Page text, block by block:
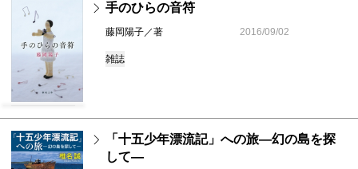
手のひらの音符
藤岡陽子／著 2016/09/02
雑誌
「十五少年漂流記」への旅―幻の島を探
して―